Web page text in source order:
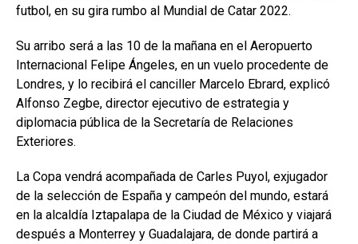
futbol, en su gira rumbo al Mundial de Catar 2022.
Su arribo será a las 10 de la mañana en el Aeropuerto
Internacional Felipe Ángeles, en un vuelo procedente de
Londres, y lo recibirá el canciller Marcelo Ebrard, explicó
Alfonso Zegbe, director ejecutivo de estrategia y
diplomacia pública de la Secretaría de Relaciones
Exteriores.
La Copa vendrá acompañada de Carles Puyol, exjugador
de la selección de España y campeón del mundo, estará
en la alcaldía Iztapalapa de la Ciudad de México y viajará
después a Monterrey y Guadalajara, de donde partirá a